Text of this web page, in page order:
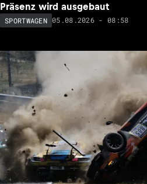
Präsenz wird ausgebaut
SPORTWAGEN 05.08.2026 - 08:58